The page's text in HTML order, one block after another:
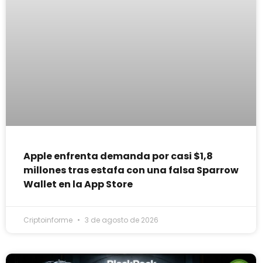
Apple enfrenta demanda por casi $1,8
millones tras estafa con una falsa Sparrow
Wallet en la App Store
Criptoinforme 3 de agosto de 2026